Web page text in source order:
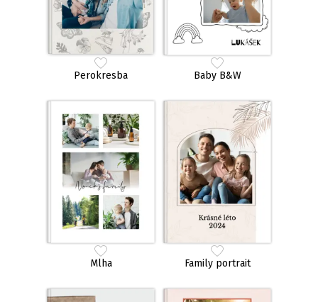
Perokresba Baby B&W
Mlha Family portrait